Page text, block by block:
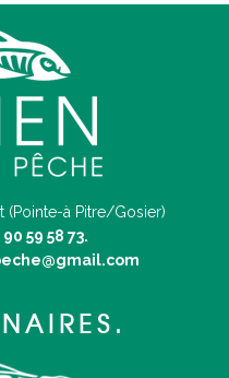
(Pointe-à Pitre/Gosier)
59 58 73.